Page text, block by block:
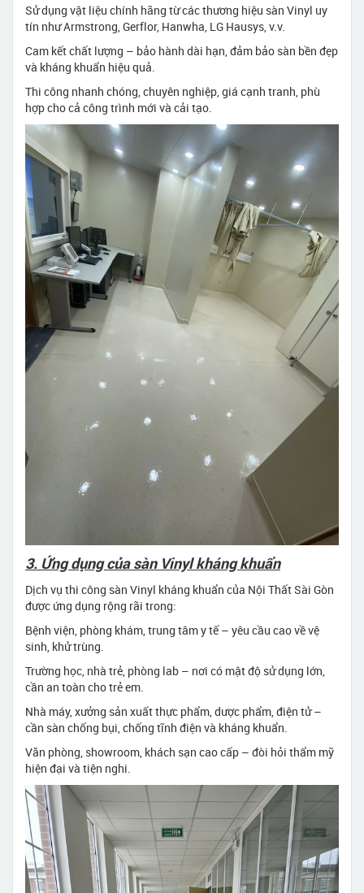
Sử dụng vật liệu chính hãng từ các thương hiệu sàn Vinyl uy
tín như Armstrong, Gerflor, Hanwha, LG Hausys, v.v.
Cam kết chất lượng – bảo hành dài hạn, đảm bảo sàn bền đẹp
và kháng khuẩn hiệu quả.
Thi công nhanh chóng, chuyên nghiệp, giá cạnh tranh, phù
hợp cho cả công trình mới và cải tạo.
3. Ứng dụng của sàn Vinyl kháng khuẩn
Dịch vụ thi công sàn Vinyl kháng khuẩn của Nội Thất Sài Gòn
được ứng dụng rộng rãi trong:
Bệnh viện, phòng khám, trung tâm y tế – yêu cầu cao về vệ
sinh, khử trùng.
Trường học, nhà trẻ, phòng lab – nơi có mật độ sử dụng lớn,
cần an toàn cho trẻ em.
Nhà máy, xưởng sản xuất thực phẩm, dược phẩm, điện tử –
cần sàn chống bụi, chống tĩnh điện và kháng khuẩn.
Văn phòng, showroom, khách sạn cao cấp – đòi hỏi thẩm mỹ
hiện đại và tiện nghi.